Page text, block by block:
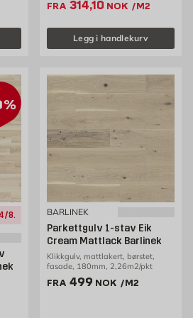
nærmeste Byggmax-butikk eller sjekk her
NOK /m2
FRA Ekstrapris 314.1 NOK
314,10 NOK /M2
Legg i handlekurv
8.
/m2
BARLINEK
Parkettgulv 1-stav Eik
Cream Mattlack Barlinek
Klikkgulv, mattlakert, børstet,
fasade, 180mm, 2,26m2/pkt
FRA Pris 499 NOK /m2
499 NOK /M2